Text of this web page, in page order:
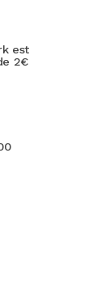
est
2€